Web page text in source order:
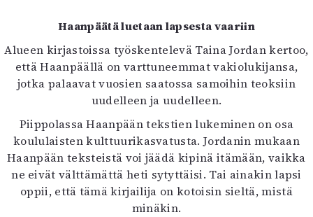
Haanpäätä luetaan lapsesta vaariin
Alueen kirjastoissa työskentelevä Taina Jordan kertoo,
että Haanpäällä on varttuneemmat vakiolukijansa,
jotka palaavat vuosien saatossa samoihin teoksiin
uudelleen ja uudelleen.
Piippolassa Haanpään tekstien lukeminen on osa
koululaisten kulttuurikasvatusta. Jordanin mukaan
Haanpään teksteistä voi jäädä kipinä itämään, vaikka
ne eivät välttämättä heti sytyttäisi. Tai ainakin lapsi
oppii, että tämä kirjailija on kotoisin sieltä, mistä
minäkin.